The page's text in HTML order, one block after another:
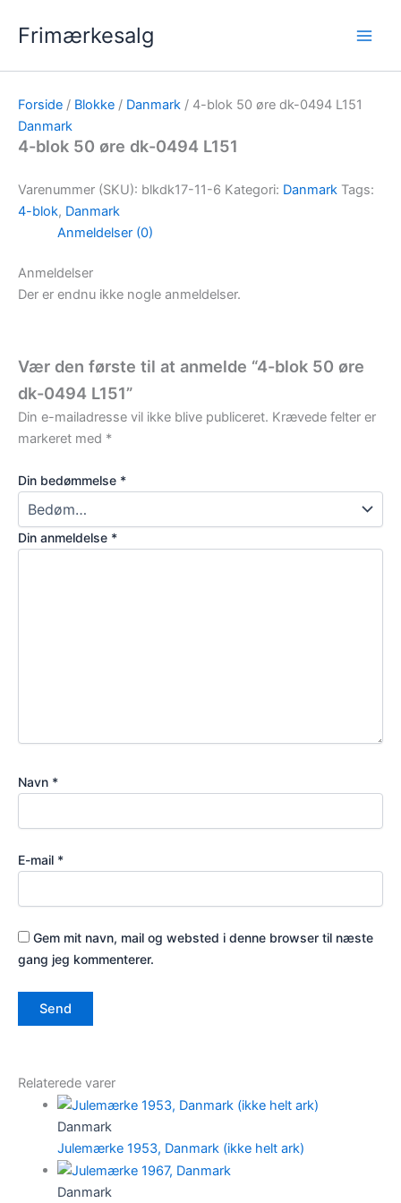
Frimærkesalg
Forside / Blokke / Danmark / 4-blok 50 øre dk-0494 L151
Danmark
4-blok 50 øre dk-0494 L151
Varenummer (SKU): blkdk17-11-6 Kategori: Danmark Tags:
4-blok, Danmark
Anmeldelser (0)
Anmeldelser
Der er endnu ikke nogle anmeldelser.
Vær den første til at anmelde “4-blok 50 øre
dk-0494 L151”
Din e-mailadresse vil ikke blive publiceret. Krævede felter er
markeret med *
Din bedømmelse *
Din anmeldelse *
Navn *
E-mail *
Gem mit navn, mail og websted i denne browser til næste
gang jeg kommenterer.
Relaterede varer
Danmark
Julemærke 1953, Danmark (ikke helt ark)
Danmark